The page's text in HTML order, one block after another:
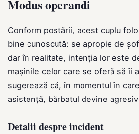
Modus operandi
Conform postării, acest cuplu
bine cunoscută: se apropie de
dar în realitate, intenția lor este
mașinile celor care se oferă să îi
sugerează că, în momentul în
asistență, bărbatul devine
Detalii despre incident